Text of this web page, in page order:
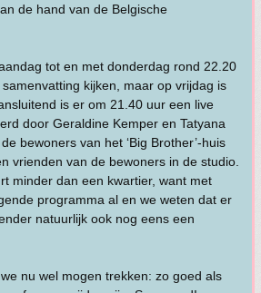
de hand van de Belgische
tot en met donderdag rond 22.20
kijken, maar op vrijdag is
is er om 21.40 uur een live
door Geraldine Kemper en Tatyana
bewoners van het ‘Big Brother’-huis
vrienden van de bewoners in de studio.
minder dan een kwartier, want met
programma al en we weten dat er
natuurlijk ook nog eens een
nu wel mogen trekken: zo goed als